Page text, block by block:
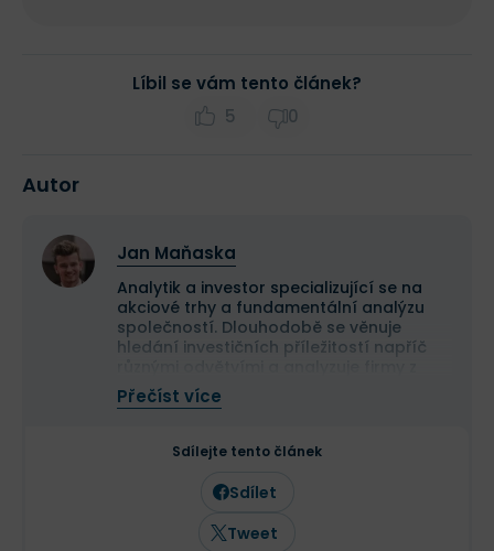
Líbil se vám tento článek?
5
0
Autor
Jan Maňaska
Analytik a investor specializující se na
akciové trhy a fundamentální analýzu
společností. Dlouhodobě se věnuje
hledání investičních příležitostí napříč
celého světa se zaměřením na jejich
dlouhodobý růstový potenciál. Vedle
ekonomii a finance a podílí se na správě
akciového portfolia menší rodinné firmy.
Přečíst více
Sdílejte tento článek
Sdílet
Tweet